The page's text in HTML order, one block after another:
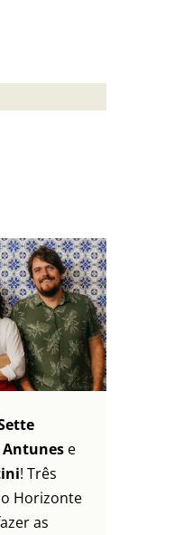
Antunes e
! Três
Horizonte
as